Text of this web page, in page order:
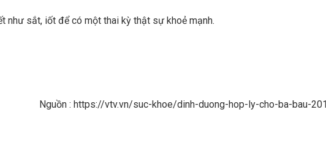
như sắt, iốt để có một thai kỳ thật sự khoẻ mạnh.
Nguồn : https://vtv.vn/suc-khoe/dinh-duong-hop-ly-cho-ba-bau-